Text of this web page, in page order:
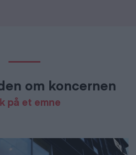
om koncernen
på et emne